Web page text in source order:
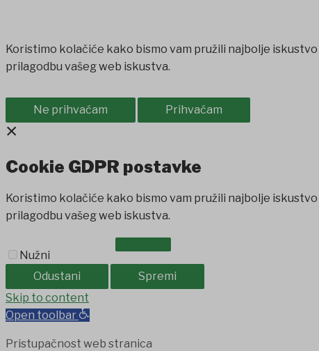
Koristimo kolačiće kako bismo vam pružili najbolje
prilagodbu vašeg web iskustva.
Ne prihvaćam Prihvaćam
×
Cookie GDPR postavke
Koristimo kolačiće kako bismo vam pružili najbolje
prilagodbu vašeg web iskustva.
Nužni
Odustani
Spremi
holiganbetHoliganbet
Skip to content
Open toolbar
Pristupačnost web stranica